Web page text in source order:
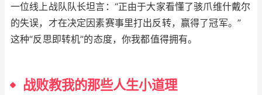
一位线上战队队长坦言：“正由于大家看懂了骇爪维什戴尔
的失误，才在决定因素赛事里打出反转，赢得了冠军。”
这种“反思即转机”的态度，你我都值得拥有。
战败教我的那些人生小道理